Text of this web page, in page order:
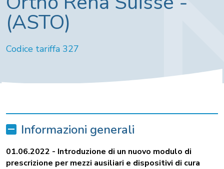
(ASTO)
Codice tariffa 327
Informazioni generali
01.06.2022 - Introduzione di un nuovo modulo di
prescrizione per mezzi ausiliari e dispositivi di cura